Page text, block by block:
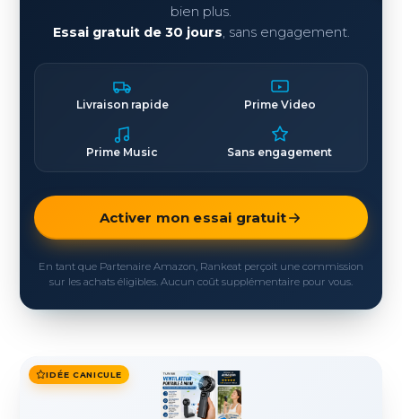
bien plus.
Essai gratuit de 30 jours, sans engagement.
Livraison rapide Prime Video
Prime Music Sans engagement
Activer mon essai gratuit
En tant que Partenaire Amazon, Rankeat perçoit une commission
sur les achats éligibles. Aucun coût supplémentaire pour vous.
IDÉE CANICULE